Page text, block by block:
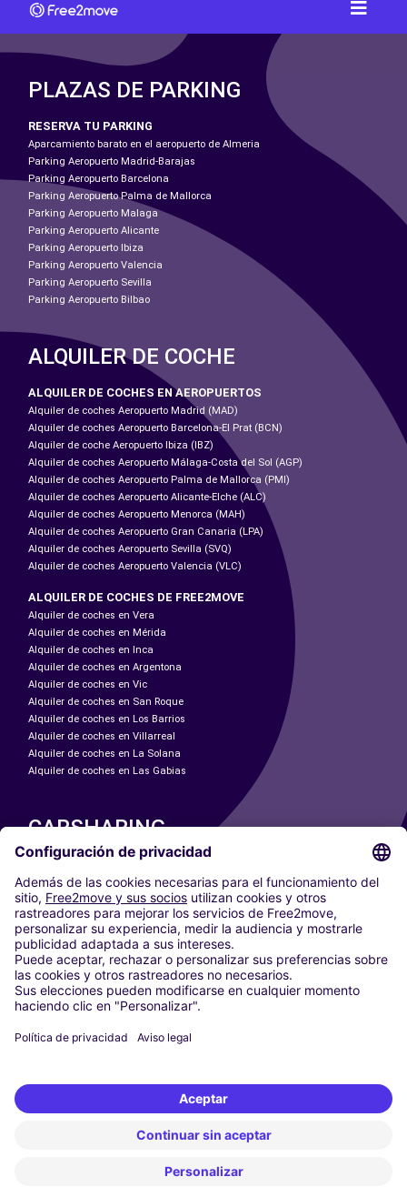
PLAZAS DE PARKING
RESERVA TU PARKING
Aparcamiento barato en el aeropuerto de Almeria
Parking Aeropuerto Madrid-Barajas
Parking Aeropuerto Barcelona
Parking Aeropuerto Palma de Mallorca
Parking Aeropuerto Malaga
Parking Aeropuerto Alicante
Parking Aeropuerto Ibiza
Parking Aeropuerto Valencia
Parking Aeropuerto Sevilla
Parking Aeropuerto Bilbao
ALQUILER DE COCHE
ALQUILER DE COCHES EN AEROPUERTOS
Alquiler de coches Aeropuerto Madrid (MAD)
Alquiler de coches Aeropuerto Barcelona-El Prat (BCN)
Alquiler de coche Aeropuerto Ibiza (IBZ)
Alquiler de coches Aeropuerto Málaga-Costa del Sol (AGP)
Alquiler de coches Aeropuerto Palma de Mallorca (PMI)
Alquiler de coches Aeropuerto Alicante-Elche (ALC)
Alquiler de coches Aeropuerto Menorca (MAH)
Alquiler de coches Aeropuerto Gran Canaria (LPA)
Alquiler de coches Aeropuerto Sevilla (SVQ)
Alquiler de coches Aeropuerto Valencia (VLC)
ALQUILER DE COCHES DE FREE2MOVE
Alquiler de coches en Vera
Alquiler de coches en Mérida
Alquiler de coches en Inca
Alquiler de coches en Argentona
Alquiler de coches en Vic
Alquiler de coches en San Roque
Alquiler de coches en Los Barrios
Alquiler de coches en Villarreal
Alquiler de coches en La Solana
Alquiler de coches en Las Gabias
CARSHARING
NUESTRAS CIUDADES
Paris
Madrid
Washington DC
Milán
Roma
Turín
Viena
Berlín
Düsseldorf